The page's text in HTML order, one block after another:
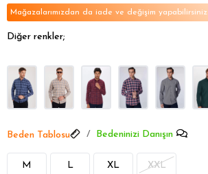
3 Gömlek 1,199,90 TL
Mağazalarımızdan da iade ve değişim yapabilirsiniz
Diğer renkler;
Beden Tablosu Bedeninizi Danışın
M L XL XXL